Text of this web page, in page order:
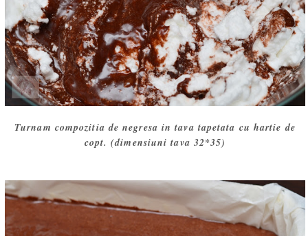
Turnam compozitia de negresa in tava tapetata cu hartie de
copt. (dimensiuni tava 32*35)